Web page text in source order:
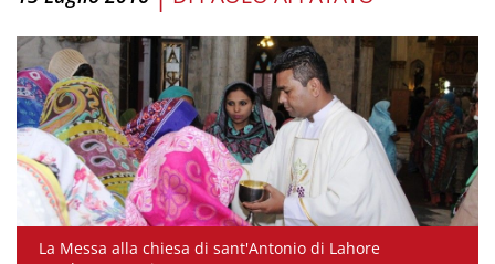
La Messa alla chiesa di sant'Antonio di Lahore